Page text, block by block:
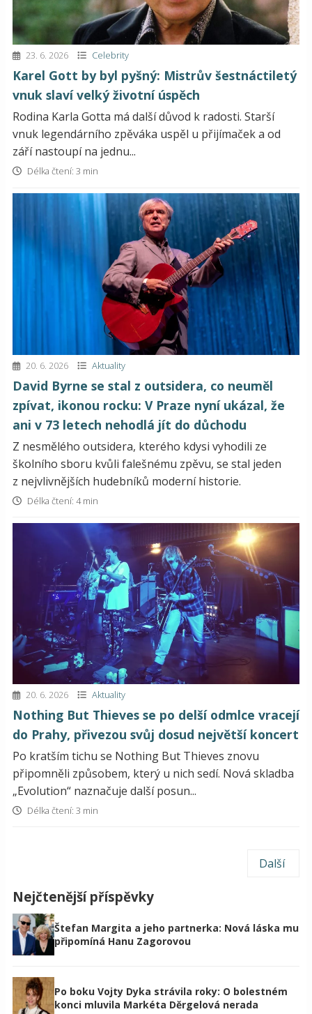
23. 6. 2026 Celebrity
Karel Gott by byl pyšný: Mistrův šestnáctiletý
vnuk slaví velký životní úspěch
Rodina Karla Gotta má další důvod k radosti. Starší
vnuk legendárního zpěváka uspěl u přijímaček a od
září nastoupí na jednu...
Délka čtení: 3 min
20. 6. 2026 Aktuality
David Byrne se stal z outsidera, co neuměl
zpívat, ikonou rocku: V Praze nyní ukázal, že
ani v 73 letech nehodlá jít do důchodu
Z nesmělého outsidera, kterého kdysi vyhodili ze
školního sboru kvůli falešnému zpěvu, se stal jeden
z nejvlivnějších hudebníků moderní historie.
Délka čtení: 4 min
20. 6. 2026 Aktuality
Nothing But Thieves se po delší odmlce vracejí
do Prahy, přivezou svůj dosud největší koncert
Po kratším tichu se Nothing But Thieves znovu
připomněli způsobem, který u nich sedí. Nová skladba
„Evolution“ naznačuje další posun...
Délka čtení: 3 min
Další
Nejčtenější příspěvky
Štefan Margita a jeho partnerka: Nová láska mu
připomíná Hanu Zagorovou
Po boku Vojty Dyka strávila roky: O bolestném
konci mluvila Markéta Děrgelová nerada